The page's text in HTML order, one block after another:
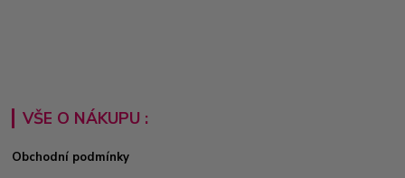
VŠE O NÁKUPU :
Obchodní podmínky